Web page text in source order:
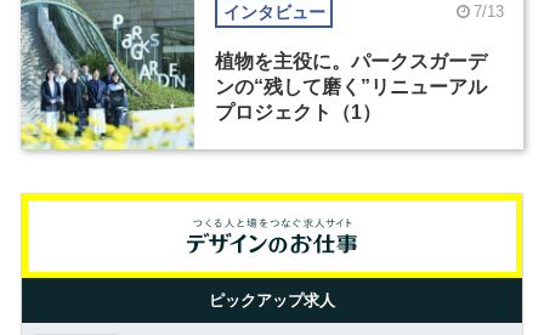
インタビュー 7/13
植物を主役に。パークスガーデ
ンの“残して磨く”リニューアル
プロジェクト（1）
ピックアップ求人